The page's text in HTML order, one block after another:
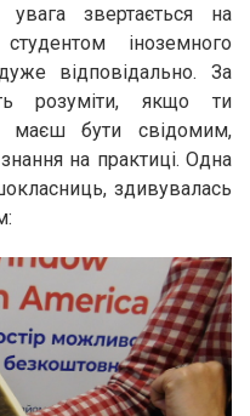
звертається на
іноземного
відповідально. За
розуміти, якщо ти
маєш бути свідомим,
на практиці. Одна
здивувалась